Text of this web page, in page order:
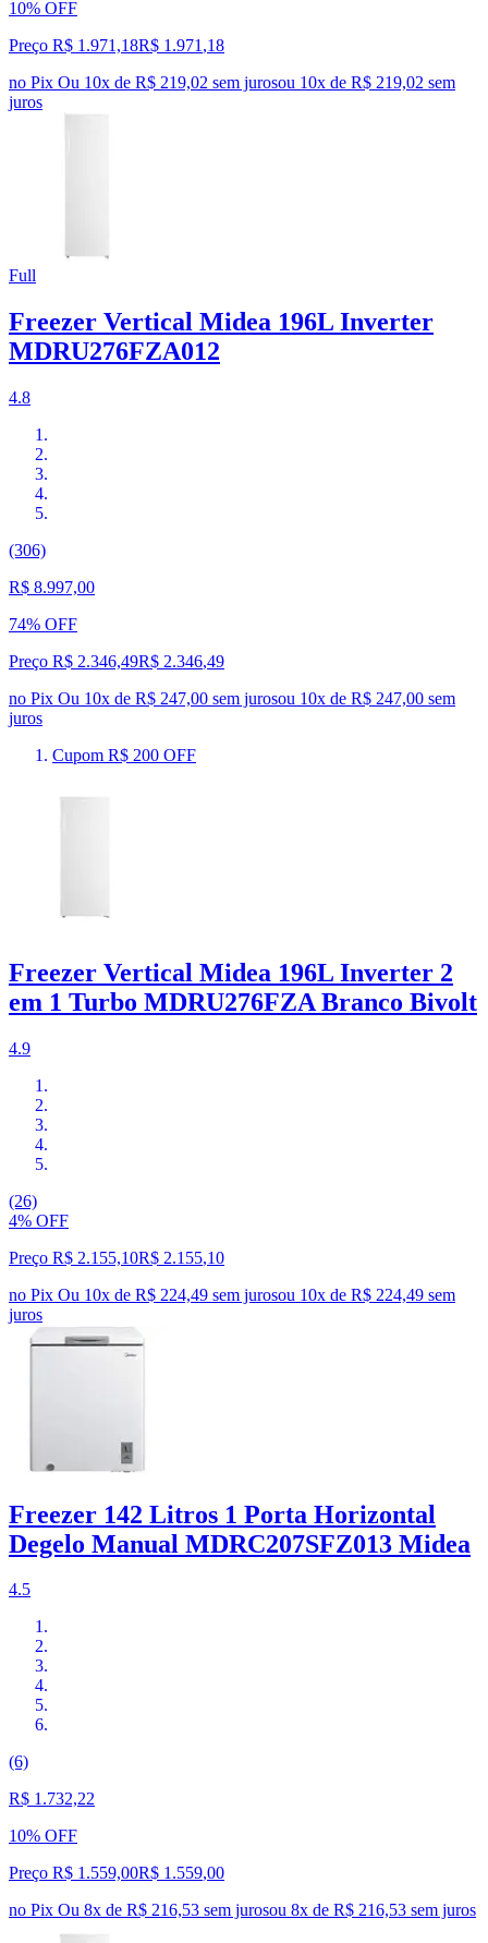
10% OFF
Preço R$ 1.971,18R$ 1.971 ,18
no Pix Ou 10x de R$ 219,02 sem jurosou 10x de R$ 219,02 sem
juros
Full
Freezer Vertical Midea 196L Inverter
MDRU276FZA012
4.8
(306)
R$ 8.997,00
74% OFF
Preço R$ 2.346,49R$ 2.346,49
no Pix Ou 10x de R$ 247,00 sem jurosou 10x de R$ 247,00 sem
juros
Cupom R$ 200 OFF
Freezer Vertical Midea 196L Inverter 2
em 1 Turbo MDRU276FZA Branco Bivolt
4.9
(26)
4% OFF
Preço R$ 2.155,10R$ 2.155,10
no Pix Ou 10x de R$ 224,49 sem jurosou 10x de R$ 224,49 sem
juros
Freezer 142 Litros 1 Porta Horizontal
Degelo Manual MDRC207SFZ013 Midea
4.5
(6)
R$ 1.732,22
10% OFF
Preço R$ 1.559,00R$ 1.559,00
no Pix Ou 8x de R$ 216,53 sem jurosou 8x de R$ 216,53 sem juros